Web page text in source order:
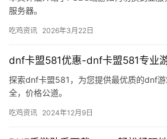
绝地求生虎牙卡盟-绝地求生虎牙
戏体验。
吃鸡资讯 2024年11月16日
PUBG端游如何切换亚服-PUBG端
细教程
本文详细介绍了PUBG端游如何切换到亚服